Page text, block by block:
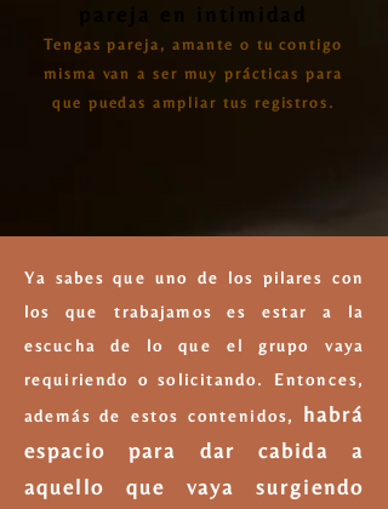
Tengas pareja, amante o tu contigo
misma van a ser muy prácticas para
que puedas ampliar tus registros.
Ya sabes que uno de los pilares con
los que trabajamos es estar a la
escucha de lo que el grupo vaya
requiriendo o solicitando. Entonces,
además de estos contenidos, habrá
espacio para dar cabida a
aquello que vaya surgiendo